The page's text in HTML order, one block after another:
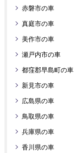
赤磐市の車
真庭市の車
美作市の車
瀬戸内市の車
都窪郡早島町の車
新見市の車
広島県の車
鳥取県の車
兵庫県の車
香川県の車